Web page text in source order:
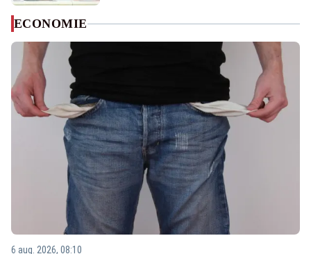
ECONOMIE
6 aug. 2026, 08:10